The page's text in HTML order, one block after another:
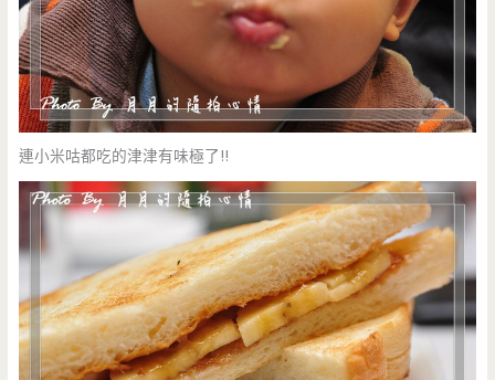
連小米咕都吃的津津有味極了!!